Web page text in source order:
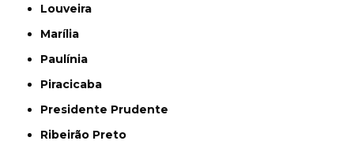
Louveira
Marília
Paulínia
Piracicaba
Presidente Prudente
Ribeirão Preto